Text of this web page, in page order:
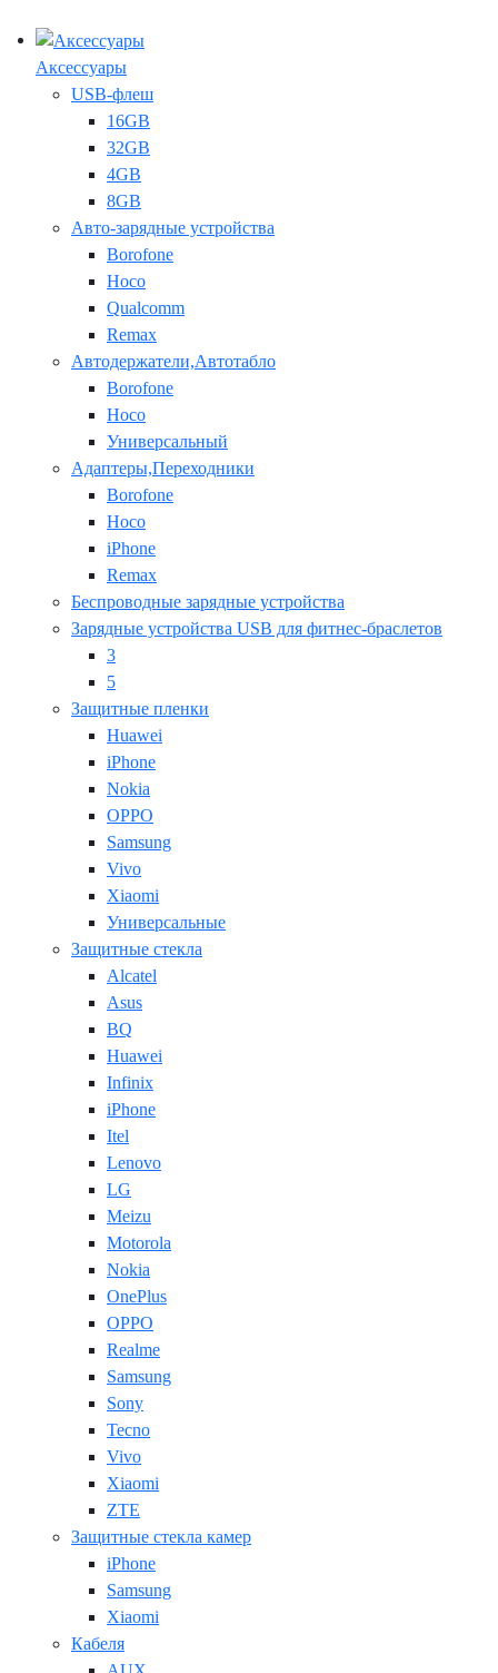
Аксессуары
USB-флеш
16GB
32GB
4GB
8GB
Авто-зарядные устройства
Borofone
Hoco
Qualcomm
Remax
Автодержатели,Автотабло
Borofone
Hoco
Универсальный
Адаптеры,Переходники
Borofone
Hoco
iPhone
Remax
Беспроводные зарядные устройства
Зарядные устройства USB для фитнес-браслетов
3
5
Защитные пленки
Huawei
iPhone
Nokia
OPPO
Samsung
Vivo
Xiaomi
Универсальные
Защитные стекла
Alcatel
Asus
BQ
Huawei
Infinix
iPhone
Itel
Lenovo
LG
Meizu
Motorola
Nokia
OnePlus
OPPO
Realme
Samsung
Sony
Tecno
Vivo
Xiaomi
ZTE
Защитные стекла камер
iPhone
Samsung
Xiaomi
Кабеля